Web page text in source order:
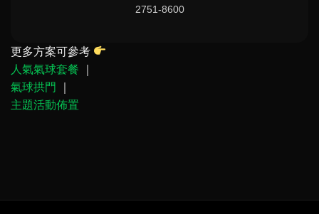
2751-8600
更多方案可參考
人氣氣球套餐
氣球拱門
主題活動佈置